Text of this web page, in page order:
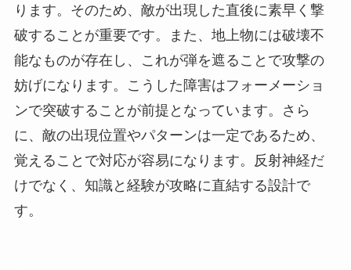
ります。そのため、敵が出現した直後に素早く撃
破することが重要です。また、地上物には破壊不
能なものが存在し、これが弾を遮ることで攻撃の
妨げになります。こうした障害はフォーメーショ
ンで突破することが前提となっています。さら
に、敵の出現位置やパターンは一定であるため、
覚えることで対応が容易になります。反射神経だ
けでなく、知識と経験が攻略に直結する設計で
す。